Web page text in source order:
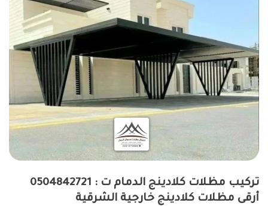
تركيب مظلات كلادينج الدمام ت : 0504842721
أرقى مظلات كلادينج خارجية الشرقية